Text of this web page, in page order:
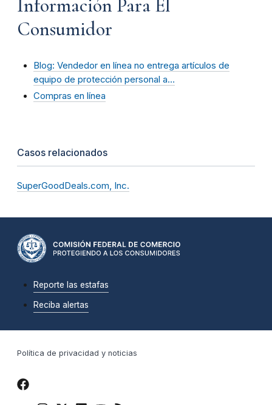
Información Para El
Consumidor
Blog: Vendedor en línea no entrega artículos de
equipo de protección personal a…
Compras en línea
Casos relacionados
SuperGoodDeals.com, Inc.
Reporte las estafas
Reciba alertas
Política de privacidad y noticias